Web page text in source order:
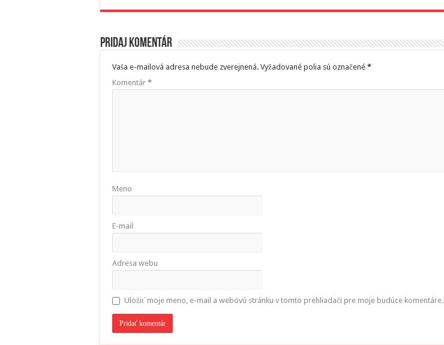
Pridaj komentár
Vaša e-mailová adresa nebude zverejnená. Vyžadované polia sú označené *
Komentár *
Meno
E-mail
Adresa webu
Uložiť moje meno, e-mail a webovú stránku v tomto prehliadači pre moje budúce komentáre.